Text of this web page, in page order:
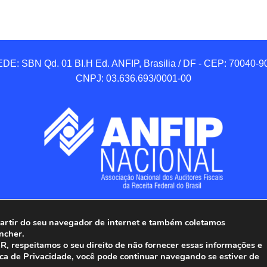
SBN Qd. 01 BI.H Ed. ANFIP, Brasilia / DF - CEP: 70040-
CNPJ: 03.636.693/0001-00
Nacional dos Auditores Fiscais da Receita Federal
Todos os Direitos Reservados.
do seu navegador de internet e também coletamos
respeitamos o seu direito de não fornecer essas informações e
de Privacidade, você pode continuar navegando se estiver de